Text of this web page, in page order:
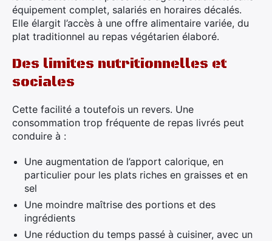
équipement complet, salariés en horaires décalés.
Elle élargit l’accès à une offre alimentaire variée, du
plat traditionnel au repas végétarien élaboré.
Des limites nutritionnelles et
sociales
Cette facilité a toutefois un revers. Une
consommation trop fréquente de repas livrés peut
conduire à :
Une augmentation de l’apport calorique, en
particulier pour les plats riches en graisses et en
sel
Une moindre maîtrise des portions et des
ingrédients
Une réduction du temps passé à cuisiner, avec un